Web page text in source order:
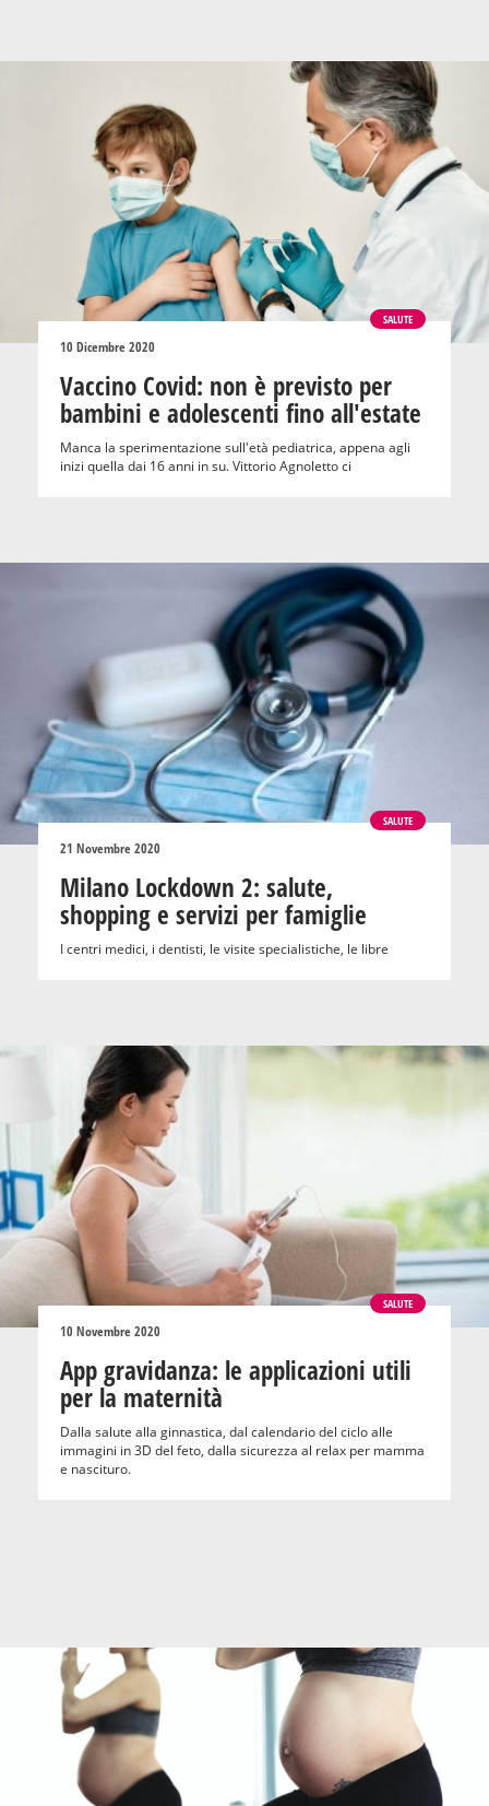
SALUTE
10 Dicembre 2020
Vaccino Covid: non è previsto per
bambini e adolescenti fino all'estate
Manca la sperimentazione sull'età pediatrica, appena agli
inizi quella dai 16 anni in su. Vittorio Agnoletto ci
SALUTE
21 Novembre 2020
Milano Lockdown 2: salute,
shopping e servizi per famiglie
I centri medici, i dentisti, le visite specialistiche, le libre
SALUTE
10 Novembre 2020
App gravidanza: le applicazioni utili
per la maternità
Dalla salute alla ginnastica, dal calendario del ciclo alle
immagini in 3D del feto, dalla sicurezza al relax per mamma
e nascituro.